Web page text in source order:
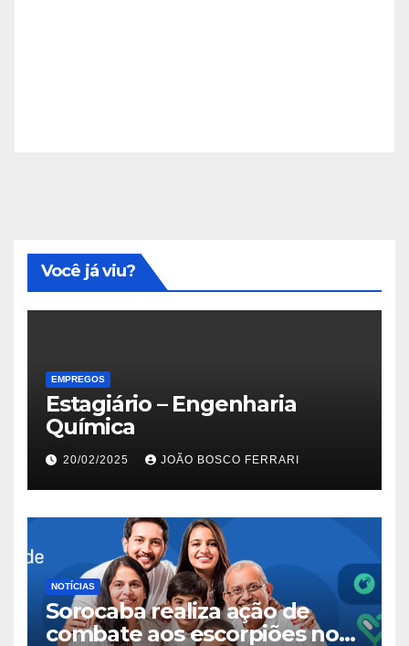
Você já viu?
EMPREGOS
Estagiário – Engenharia
Química
20/02/2025 JOÃO BOSCO FERRARI
NOTÍCIAS
Sorocaba realiza ação de
combate aos escorpiões no